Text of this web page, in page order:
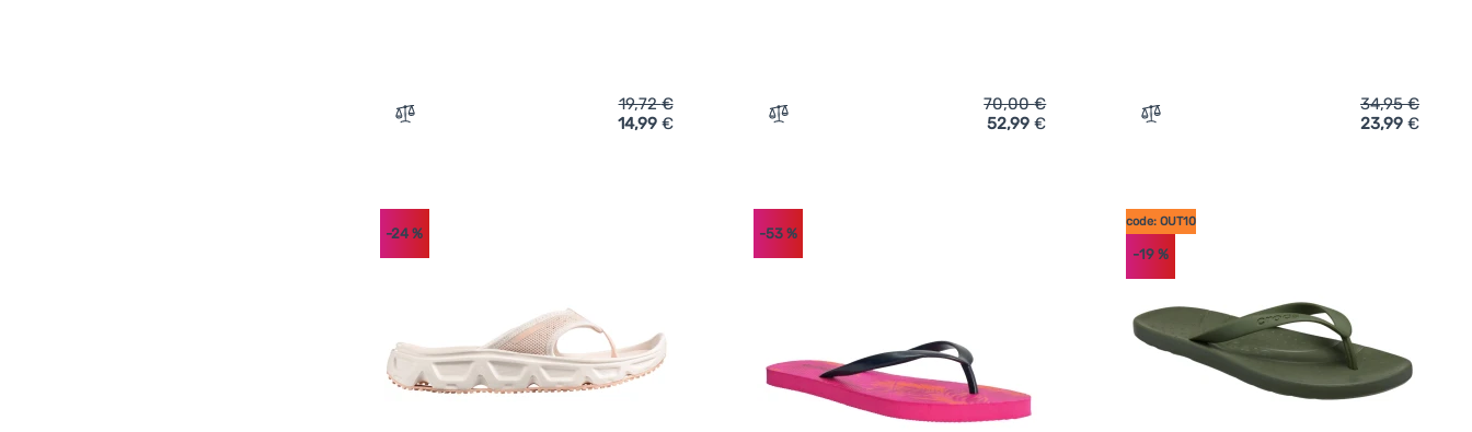
Zum Vergleich 'Damen Flip-Flops Aquawave Helen Wmns' hinzufügen
19,72€
14,99 € Zum Vergleich 'Damen Flip-Flops Salomon Reelax Break 6.0' hinzufügen
70,00€
52,99€ Zum Vergleich 'Herrensandalen Hannah
34,95€
23,99 €
-24 % -53%
code: OUT10
-19 %